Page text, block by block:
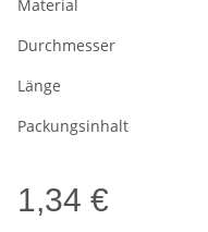
Material
Durchmesser
Länge
Packungsinhalt
1,34 €